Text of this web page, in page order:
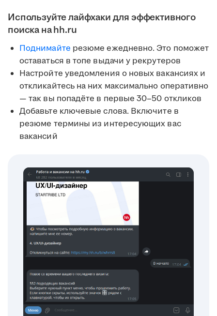
Используйте лайфхаки для эффективного
поиска на hh.ru
Поднимайте резюме ежедневно. Это поможет
оставаться в топе выдачи у рекрутеров
Настройте уведомления о новых вакансиях и
откликайтесь на них максимально оперативно
— так вы попадёте в первые 30–50 откликов
Добавьте ключевые слова. Включите в
резюме термины из интересующих вас
вакансий